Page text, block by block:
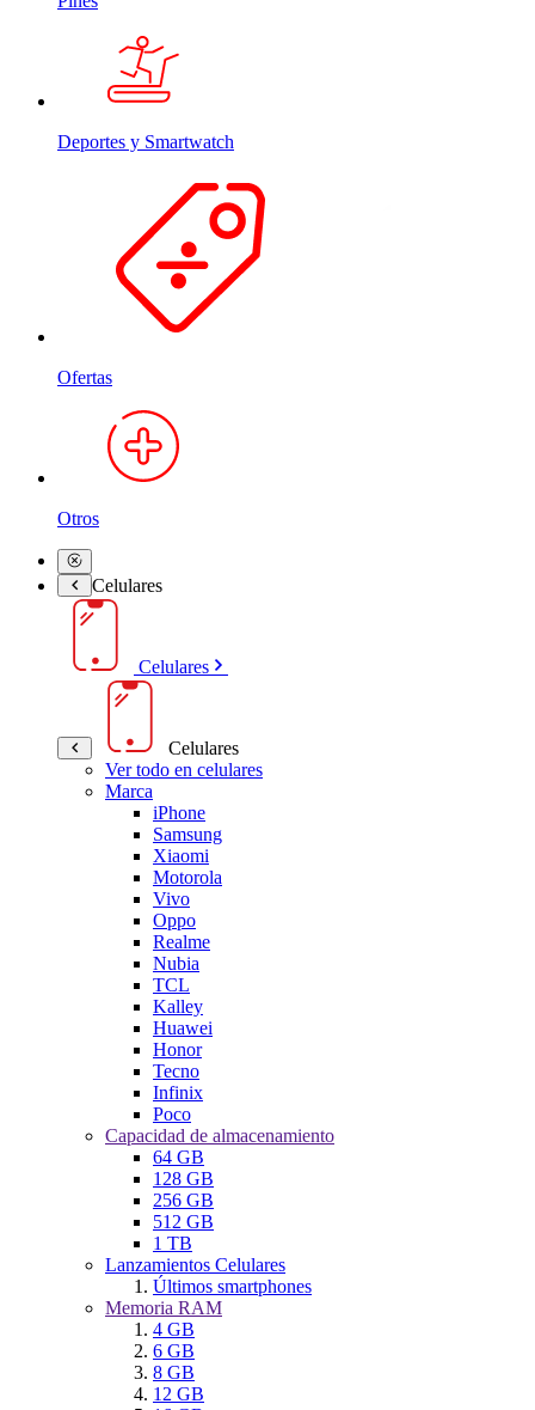
Deportes y Smartwatch
Ofertas
Otros
Celulares
Celulares
Celulares
Ver todo en celulares
Marca
iPhone
Samsung
Xiaomi
Motorola
Vivo
Oppo
Realme
Nubia
TCL
Kalley
Huawei
Honor
Tecno
Infinix
Poco
Capacidad de almacenamiento
64 GB
128 GB
256 GB
512 GB
1 TB
Lanzamientos Celulares
Últimos smartphones
Memoria RAM
4 GB
6 GB
8 GB
12 GB